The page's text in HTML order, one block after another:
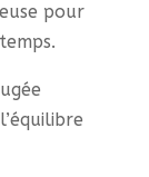
pour